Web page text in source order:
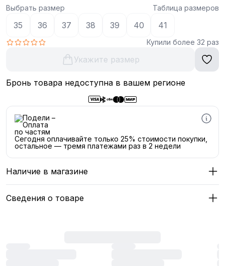
Выбрать размер Таблица размеров
35 36 37 38 39 40 41
Купили более 32 раз
Укажите размер
Бронь товара недоступна в вашем регионе
Сегодня оплачивайте только 25% стоимости покупки,
остальное — тремя платежами раз в 2 недели
Наличие в магазине
Сведения о товаре